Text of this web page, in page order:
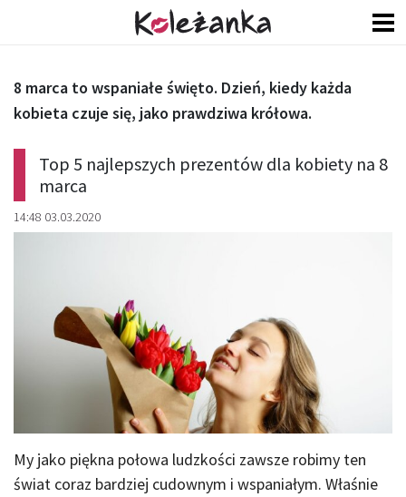
Top 5 najlepszych prezentów dla kobiety na 8
marca
14:48 03.03.2020
8 marca to wspaniałe święto. Dzień, kiedy każda
kobieta czuje się, jako prawdziwa krółowa.
My jako piękna połowa ludzkości zawsze robimy ten
świat coraz bardziej cudownym i wspaniałym. Właśnie